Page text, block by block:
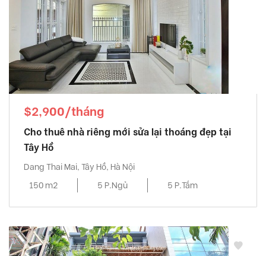
$2,900/tháng
Cho thuê nhà riêng mới sửa lại thoáng đẹp tại
Tây Hồ
Dang Thai Mai, Tây Hồ, Hà Nội
150 m2
5 P.Ngủ 5 P.Tắm